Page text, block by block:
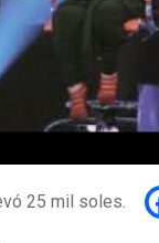
25 mil soles.